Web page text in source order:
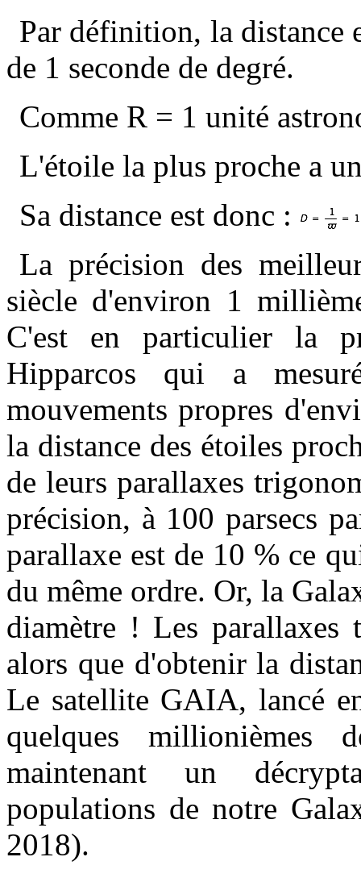
Par définition, la distance
de 1 seconde de degré.
Comme R = 1 unité
L'étoile la plus proche a
Sa distance est donc :
La précision des
siècle d'environ 1
C'est en particulier la
Hipparcos qui a
mouvements propres
la distance des étoiles
de leurs parallaxes
précision, à 100 parsecs
parallaxe est de 10 % ce
du même ordre. Or, la
diamètre ! Les parallaxes
alors que d'obtenir la
Le satellite GAIA, lancé
quelques millionièmes
maintenant un
populations de notre
2018).